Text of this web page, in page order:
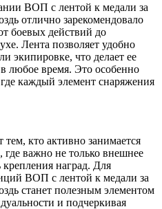
ВОП с лентой к медали за
отлично зарекомендовало
боевых действий до
Лента позволяет удобно
экипировке, что делает ее
любое время. Это особенно
каждый элемент снаряжения
кто активно занимается
важно не только внешнее
наград. Для
ВОП с лентой к медали за
станет полезным элементом
и подчеркивая